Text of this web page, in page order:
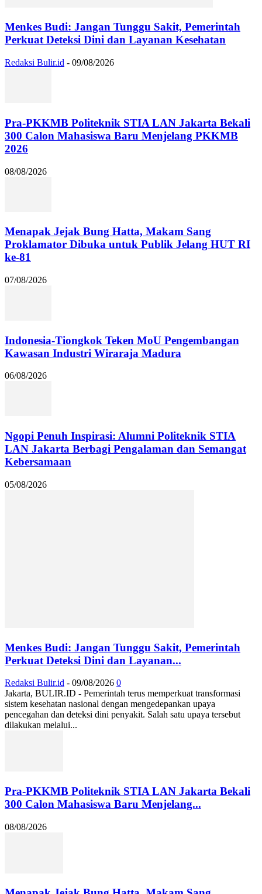
Menkes Budi: Jangan Tunggu Sakit, Pemerintah
Perkuat Deteksi Dini dan Layanan Kesehatan
Redaksi Bulir.id - 09/08/2026
Pra-PKKMB Politeknik STIA LAN Jakarta Bekali
300 Calon Mahasiswa Baru Menjelang PKKMB
2026
08/08/2026
Menapak Jejak Bung Hatta, Makam Sang
Proklamator Dibuka untuk Publik Jelang HUT RI
ke-81
07/08/2026
Indonesia-Tiongkok Teken MoU Pengembangan
Kawasan Industri Wiraraja Madura
06/08/2026
Ngopi Penuh Inspirasi: Alumni Politeknik STIA
LAN Jakarta Berbagi Pengalaman dan Semangat
Kebersamaan
05/08/2026
Menkes Budi: Jangan Tunggu Sakit, Pemerintah
Perkuat Deteksi Dini dan Layanan...
Redaksi Bulir.id - 09/08/2026 0
Jakarta, BULIR.ID - Pemerintah terus memperkuat transformasi
sistem kesehatan nasional dengan mengedepankan upaya
pencegahan dan deteksi dini penyakit. Salah satu upaya tersebut
dilakukan melalui...
Pra-PKKMB Politeknik STIA LAN Jakarta Bekali
300 Calon Mahasiswa Baru Menjelang...
08/08/2026